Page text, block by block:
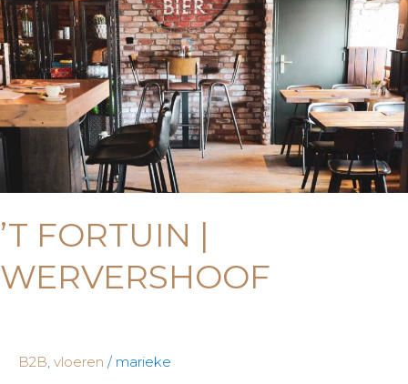
’T FORTUIN |
WERVERSHOOF
B2B vloeren / marieke